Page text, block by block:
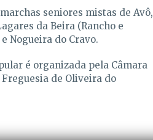
seniores mistas de Avô,
da Beira (Rancho e
Nogueira do Cravo.
é organizada pela Câmara
de Oliveira do